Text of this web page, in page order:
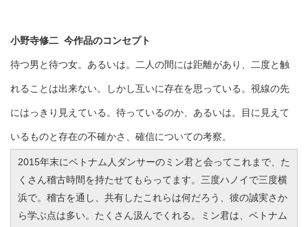
小野寺修二 今作品のコンセプト
待つ男と待つ女。あるいは。二人の間には距離があり、二度と触
れることは出来ない。しかし互いに存在を思っている。視線の先
にはっきり見えている。待っているのか、あるいは。目に見えて
いるものと存在の不確かさ、確信についての考察。
2015年末にベトナム人ダンサーのミン君と会ってこれまで、た
くさん稽古時間を持たせてもらってます。三度ハノイで三度横
浜で。稽古を通し、共有したこれらは何だろう、彼の誠実さか
ら学ぶ点は多い。たくさん汲んでくれる。ミン君は、ベトナム